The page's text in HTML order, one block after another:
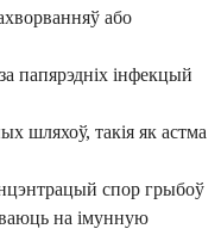
або
папярэдніх інфекцый
шляхоў, такія як астма
спор грыбоў
на імунную